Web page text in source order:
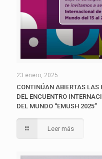
23 enero, 2025
CONTINÚAN ABIERTAS LAS
DEL ENCUENTRO
DEL MUNDO “EMUSH 2025”
Leer más